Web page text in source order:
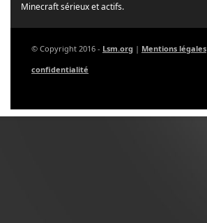
Minecraft sérieux et actifs.
© Copyright 2016 - Lsm.org | Mentions légales
confidentialité